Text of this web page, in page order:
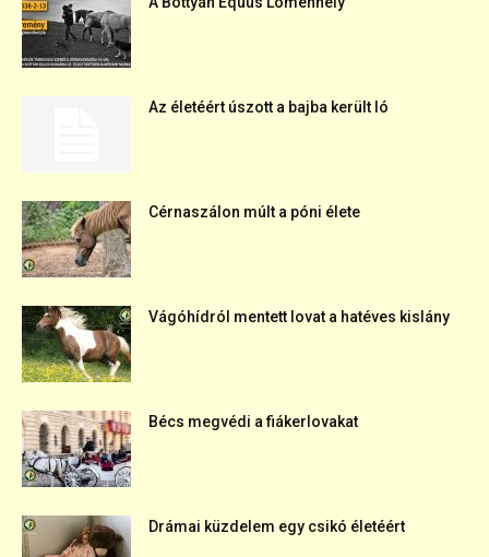
Az életéért úszott a bajba került ló
Cérnaszálon múlt a póni élete
Vágóhídról mentett lovat a hatéves kislány
Bécs megvédi a fiákerlovakat
Drámai küzdelem egy csikó életéért